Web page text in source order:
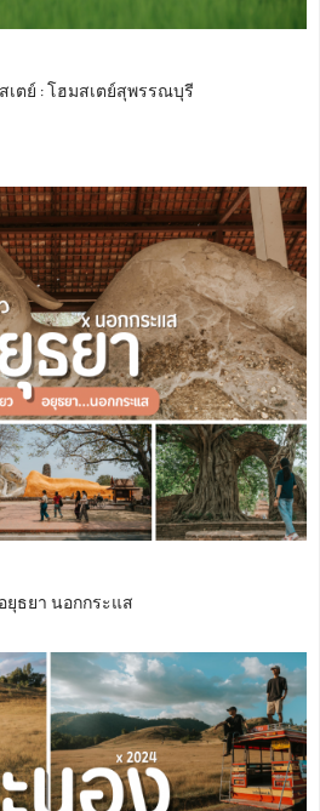
ตย์ : โฮมสเตย์สุพรรณบุรี
ยุธยา นอกกระแส